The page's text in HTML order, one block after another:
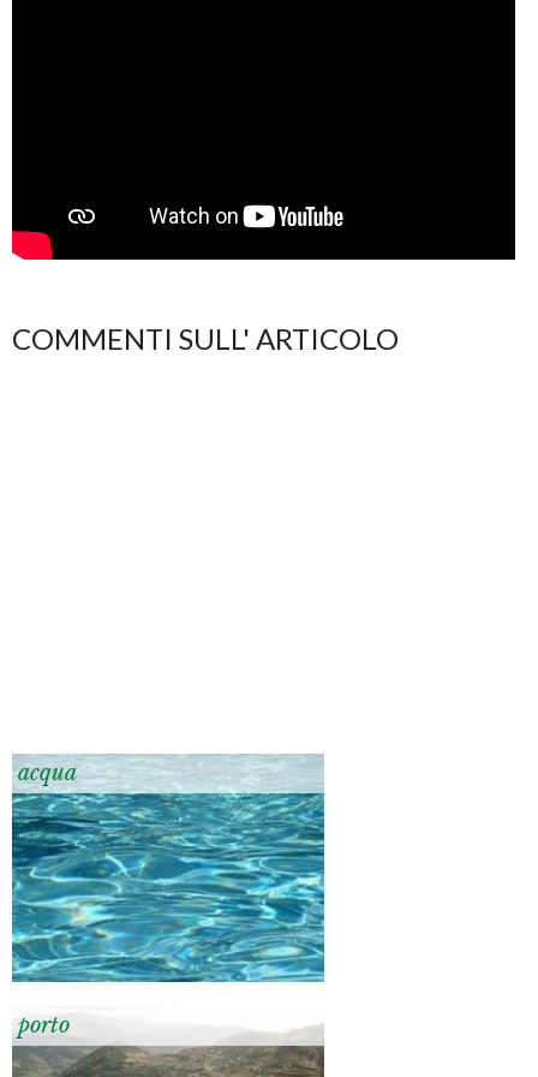
COMMENTI SULL' ARTICOLO
acqua
porto